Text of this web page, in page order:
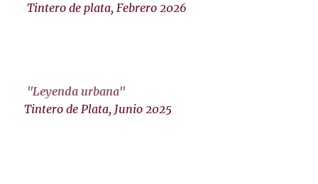
Tintero de plata, Febrero 2026
"Leyenda urbana"
Tintero de Plata, Junio 2025